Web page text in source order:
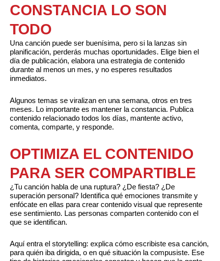
CONSTANCIA LO SON
TODO
Una canción puede ser buenísima, pero si la lanzas sin
planificación, perderás muchas oportunidades. Elige bien el
día de publicación, elabora una estrategia de contenido
durante al menos un mes, y no esperes resultados
inmediatos.
Algunos temas se viralizan en una semana, otros en tres
meses. Lo importante es mantener la constancia. Publica
contenido relacionado todos los días, mantente activo,
comenta, comparte, y responde.
OPTIMIZA EL CONTENIDO
PARA SER COMPARTIBLE
¿Tu canción habla de una ruptura? ¿De fiesta? ¿De
superación personal? Identifica qué emociones transmite y
enfócate en ellas para crear contenido visual que represente
ese sentimiento. Las personas comparten contenido con el
que se identifican.
Aquí entra el storytelling: explica cómo escribiste esa canción,
para quién iba dirigida, o en qué situación la compusiste. Ese